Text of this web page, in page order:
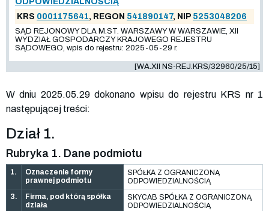
KRS 0001175641, REGON 541890147, NIP 5253048206
SĄD REJONOWY DLA M.ST. WARSZAWY W WARSZAWIE, XII
WYDZIAŁ GOSPODARCZY KRAJOWEGO REJESTRU
SĄDOWEGO, wpis do rejestru: 2025-05-29 r.
[WA.XII NS-REJ.KRS/32960/25/15]
W dniu 2025.05.29 dokonano wpisu do rejestru KRS nr 1
następującej treści:
Dział 1.
Rubryka 1. Dane podmiotu
1.
Oznaczenie formy
prawnej podmiotu
SPÓŁKA Z OGRANICZONĄ
ODPOWIEDZIALNOŚCIĄ
3.
Firma, pod którą spółka
działa
SKYCAB SPÓŁKA Z OGRANICZONĄ
ODPOWIEDZIALNOŚCIĄ